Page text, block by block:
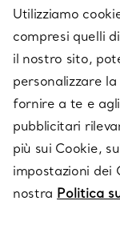
Utilizziamo
compresi quelli
il nostro sito,
personalizzare
fornire a te e
pubblicitari
più sui Cookie,
impostazioni dei
nostra Politica